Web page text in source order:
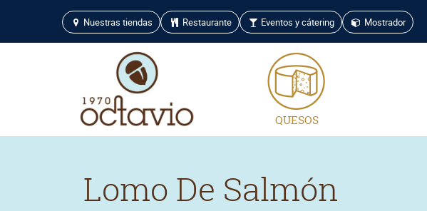
Nuestras tiendas Restaurante Eventos y cátering Mostrador
QUESOS
Lomo De Salmón